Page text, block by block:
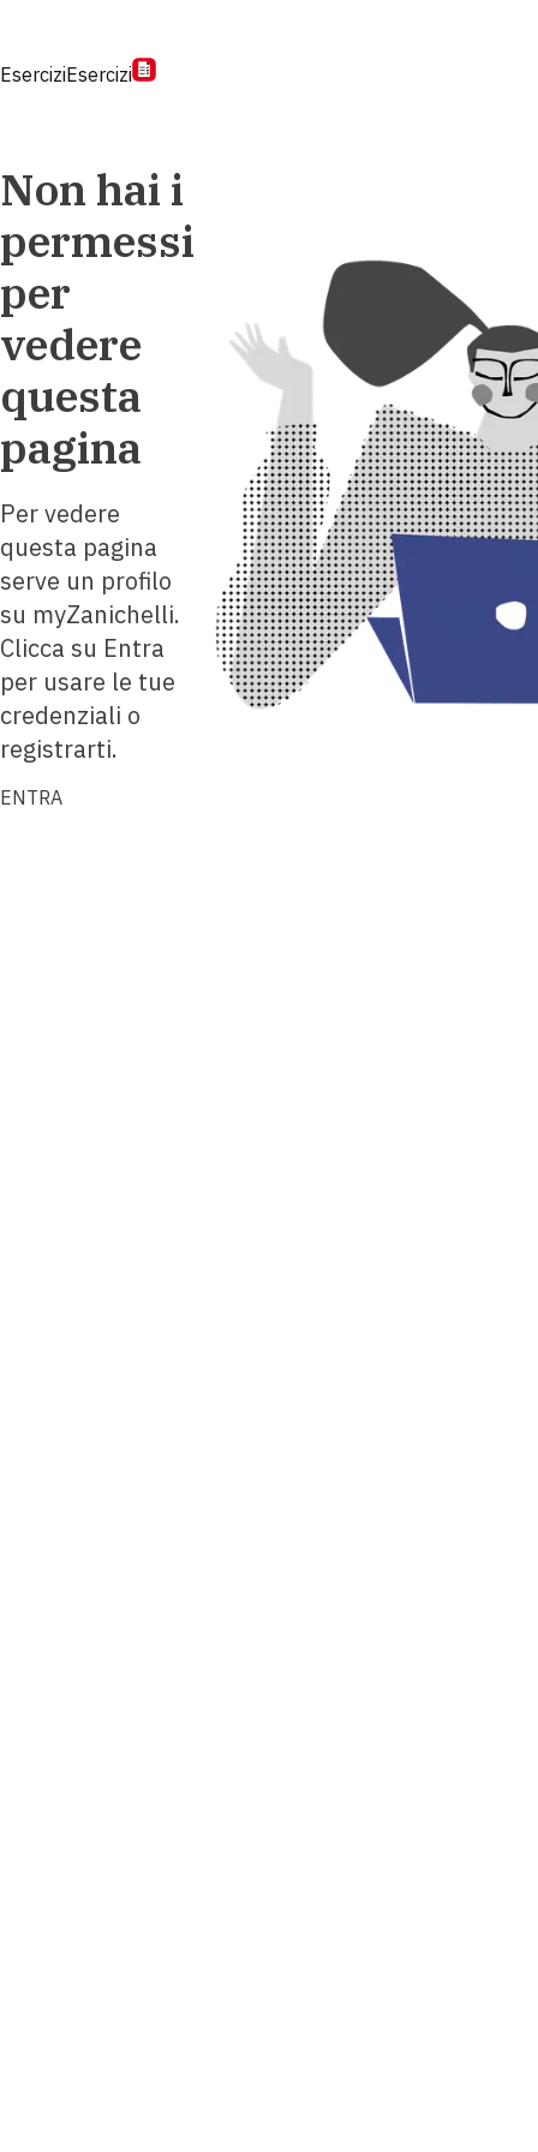
EserciziEsercizi
Non hai i
permessi
per
vedere
questa
pagina
Per vedere
questa pagina
serve un profilo
su myZanichelli.
Clicca su Entra
per usare le tue
credenziali o
registrarti.
ENTRA